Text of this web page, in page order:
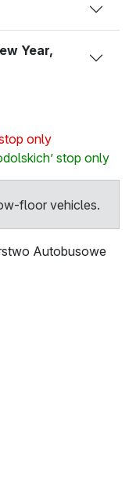
Year,
only
stop only
floor vehicles.
Autobusowe
between stops